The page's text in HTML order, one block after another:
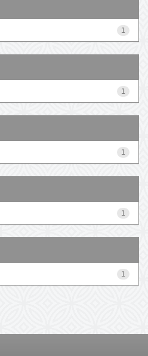
1
1
1
1
1